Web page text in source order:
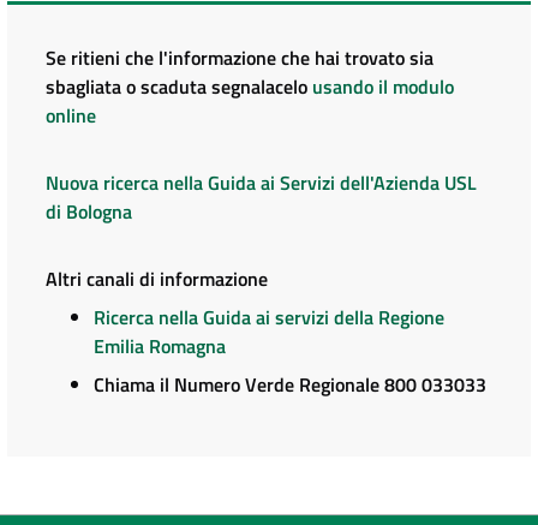
Se ritieni che l'informazione che hai trovato sia
sbagliata o scaduta segnalacelo usando il modulo
online
Nuova ricerca nella Guida ai Servizi dell'Azienda USL
di Bologna
Altri canali di informazione
Ricerca nella Guida ai servizi della Regione
Emilia Romagna
Chiama il Numero Verde Regionale 800 033033